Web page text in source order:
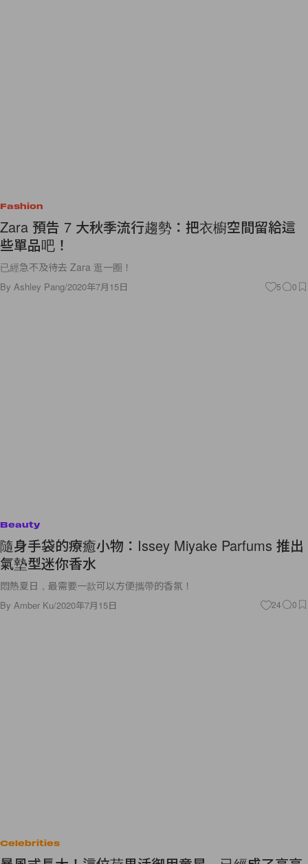
Fashion
Zara 預告 7 大秋季流行趨勢：把衣櫥空間留給這
些單品吧！
已經急不及待去 Zara 逛一圈！
By Ashley Pang/2020年7月15日 5 0
Beauty
隨身手袋的療癒小物：Issey Miyake Parfums 推出
氣墊型迷你香水
悶熱夏日，最需要一款可以方便攜帶的香氛！
By Amber Ku/2020年7月15日 24 0
Celebrities